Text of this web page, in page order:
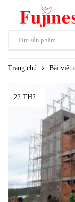
Trang chủ Bài viết
22 TH2